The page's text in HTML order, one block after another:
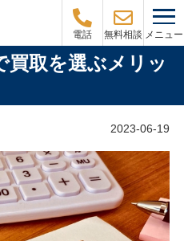
電話 無料相談 メニュー
買取を選ぶメリッ
2023-06-19